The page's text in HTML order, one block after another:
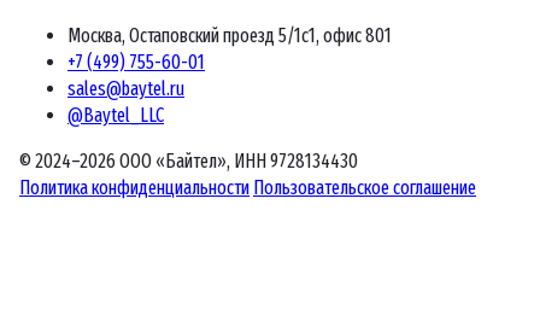
Москва, Остаповский проезд 5/1с1, офис 801
+7 (499) 755-60-01
sales@baytel.ru
@Baytel_LLC
© 2024–2026 ООО «Байтел», ИНН 9728134430
Политика конфиденциальности Пользовательское соглашение